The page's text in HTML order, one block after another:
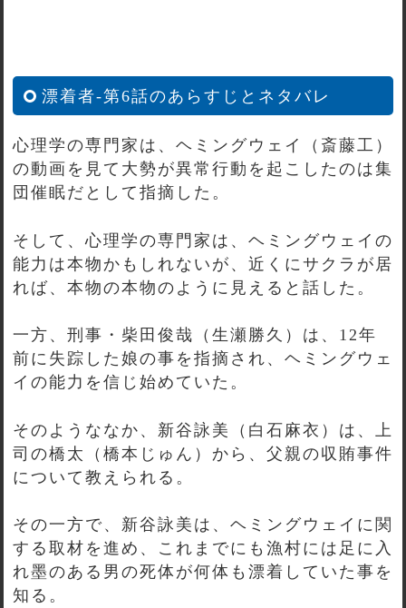
漂着者-第6話のあらすじとネタバレ
心理学の専門家は、ヘミングウェイ（斎藤工）
の動画を見て大勢が異常行動を起こしたのは集
団催眠だとして指摘した。
そして、心理学の専門家は、ヘミングウェイの
能力は本物かもしれないが、近くにサクラが居
れば、本物の本物のように見えると話した。
一方、刑事・柴田俊哉（生瀬勝久）は、12年
前に失踪した娘の事を指摘され、ヘミングウェ
イの能力を信じ始めていた。
そのようななか、新谷詠美（白石麻衣）は、上
司の橋太（橋本じゅん）から、父親の収賄事件
について教えられる。
その一方で、新谷詠美は、ヘミングウェイに関
する取材を進め、これまでにも漁村には足に入
れ墨のある男の死体が何体も漂着していた事を
知る。